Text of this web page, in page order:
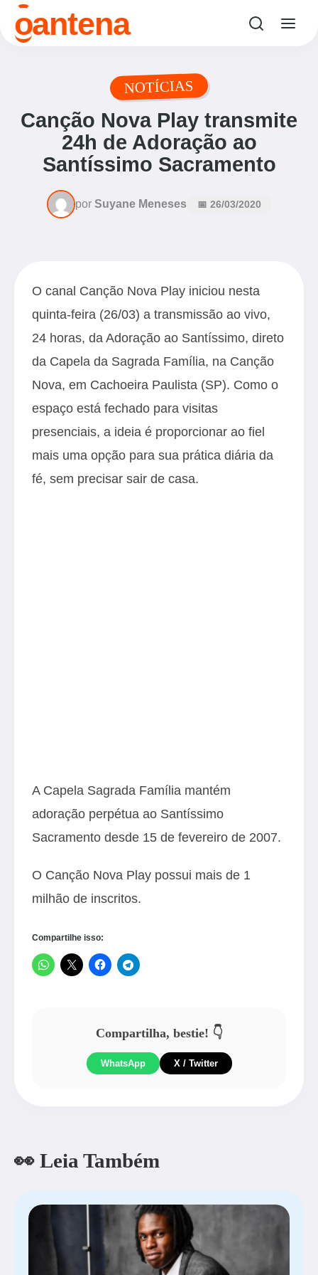
oantena
NOTÍCIAS
Canção Nova Play transmite
24h de Adoração ao
Santíssimo Sacramento
por Suyane Meneses 📅 26/03/2020
O canal Canção Nova Play iniciou nesta
quinta-feira (26/03) a transmissão ao vivo,
24 horas, da Adoração ao Santíssimo, direto
da Capela da Sagrada Família, na Canção
Nova, em Cachoeira Paulista (SP). Como o
espaço está fechado para visitas
presenciais, a ideia é proporcionar ao fiel
mais uma opção para sua prática diária da
fé, sem precisar sair de casa.
A Capela Sagrada Família mantém
adoração perpétua ao Santíssimo
Sacramento desde 15 de fevereiro de 2007.
O Canção Nova Play possui mais de 1
milhão de inscritos.
Compartilhe isso:
Compartilha, bestie! 👇
WhatsApp X / Twitter
👀 Leia Também